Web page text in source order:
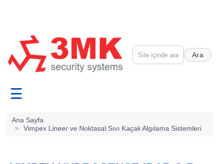
Ara
☰
Ana Sayfa
>
Vimpex Lineer ve Noktasal Sıvı Kaçak Algılama Sistemleri